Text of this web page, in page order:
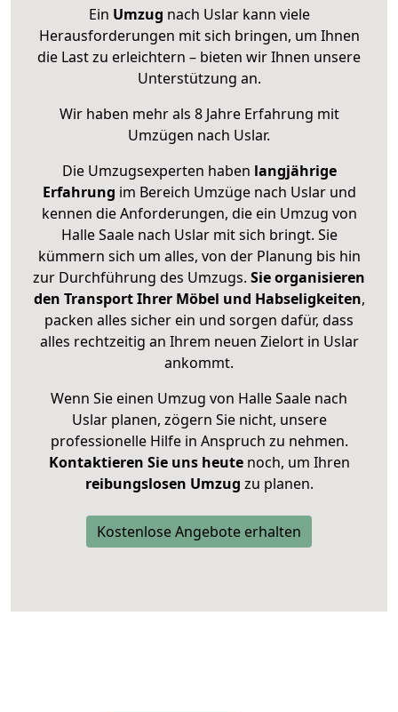
Ein Umzug nach Uslar kann viele
Herausforderungen mit sich bringen, um Ihnen
die Last zu erleichtern – bieten wir Ihnen unsere
Unterstützung an.
Wir haben mehr als 8 Jahre Erfahrung mit
Umzügen nach Uslar.
Die Umzugsexperten haben langjährige
Erfahrung im Bereich Umzüge nach Uslar und
kennen die Anforderungen, die ein Umzug von
Halle Saale nach Uslar mit sich bringt. Sie
kümmern sich um alles, von der Planung bis hin
zur Durchführung des Umzugs. Sie organisieren
den Transport Ihrer Möbel und Habseligkeiten,
packen alles sicher ein und sorgen dafür, dass
alles rechtzeitig an Ihrem neuen Zielort in Uslar
ankommt.
Wenn Sie einen Umzug von Halle Saale nach
Uslar planen, zögern Sie nicht, unsere
professionelle Hilfe in Anspruch zu nehmen.
Kontaktieren Sie uns heutenoch, um Ihren
reibungslosen Umzug zu planen.
Kostenlose Angebote erhalten